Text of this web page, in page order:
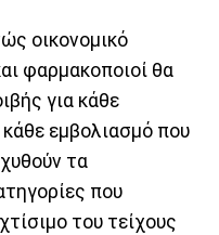
οικονομικό
φαρμακοποιοί θα
για κάθε
κάθε εμβολιασμό που
τα
που
του τείχους